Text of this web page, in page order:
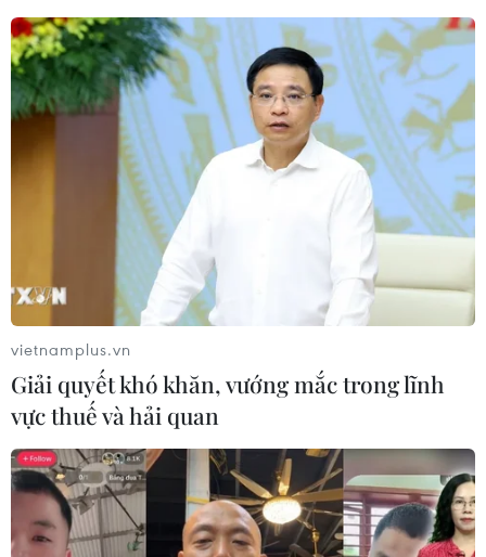
TIN CÙNG CHUYÊN MỤC
Cựu Trưởng ban quản lý chung cư
lừa bán căn hộ tái định cư, chiếm
đoạt hơn 2 tỷ đồng
08/08/2026 13:41
vietnamplus.vn
Giải quyết khó khăn, vướng mắc trong lĩnh
vực thuế và hải quan